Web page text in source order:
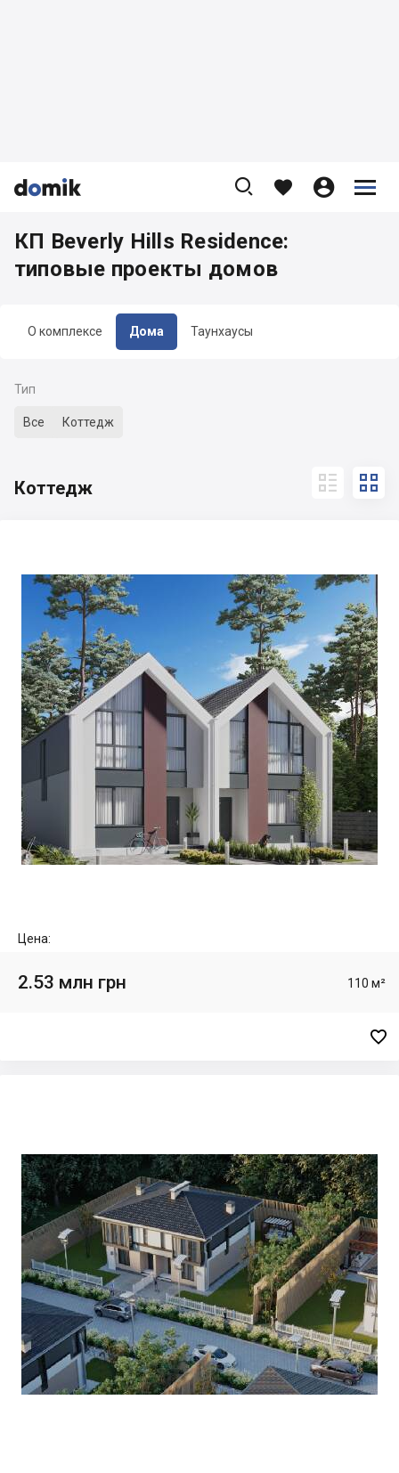


    


О комплексе Дома Таунхаусы
КП Beverly Hills Residence:
типовые проекты домов
Тип
Все Коттедж
Коттедж  
Цена:
2.53 млн грн 110 м²
